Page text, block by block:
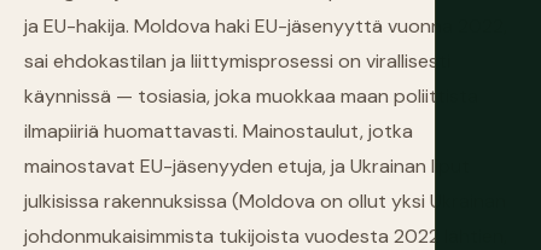
ja EU-hakija. Moldova haki EU-jäsenyyttä vuonna 2022,
sai ehdokastilan ja liittymisprosessi on virallisesti
käynnissä — tosiasia, joka muokkaa maan poliittista
ilmapiiriä huomattavasti. Mainostaulut, jotka
mainostavat EU-jäsenyyden etuja, ja Ukrainan liput
julkisissa rakennuksissa (Moldova on ollut yksi Ukrainan
johdonmukaisimmista tukijoista vuodesta 2022 lähtien,